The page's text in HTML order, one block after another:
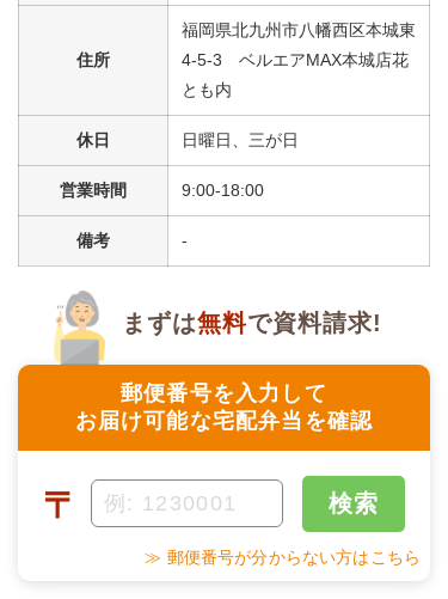
住所
福岡県北九州市八幡西区本城東
4-5-3 ベルエアMAX本城店花
とも内
休日 日曜日、三が日
営業時間 9:00-18:00
備考 -
郵便番号を入力して
お届け可能な宅配弁当を確認
まずは無料で資料請求!
〒 検索
≫ 郵便番号が分からない方はこちら